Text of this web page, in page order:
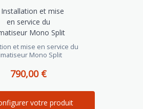
et mise en service du
Mono Split
790,00 €
votre produit